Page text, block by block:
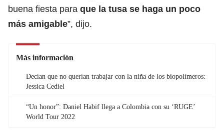
buena fiesta para que la tusa se haga un poco
más amigable”, dijo.
Más información
Decían que no querían trabajar con la niña de los biopolímeros:
Jessica Cediel
“Un honor”: Daniel Habif llega a Colombia con su ‘RUGE’
World Tour 2022